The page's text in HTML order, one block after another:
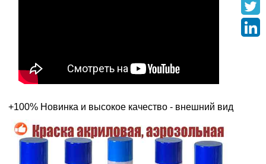
+100% Новинка и высокое качество - внешний вид